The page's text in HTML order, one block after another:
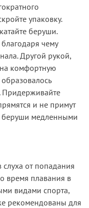
упаковку.
беруши.
чему
Другой рукой,
на комфортную
Придерживайте
и не примут
беруши медленными
от попадания
время плавания в
видами спорта,
рекомендованы для